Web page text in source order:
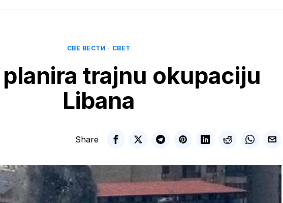
СВЕ ВЕСТИ · СВЕТ
trajnu okupaciju
Libana
Share